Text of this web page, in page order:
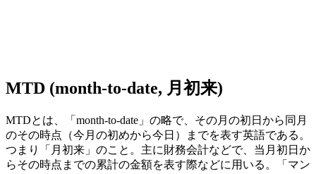
MTD (month-to-date, 月初来)
MTDとは、「month-to-date」の略で、その月の初日から同月
のその時点（今月の初めから今日）までを表す英語である。
つまり「月初来」のこと。主に財務会計などで、当月初日か
らその時点までの累計の金額を表す際などに用いる。「マン